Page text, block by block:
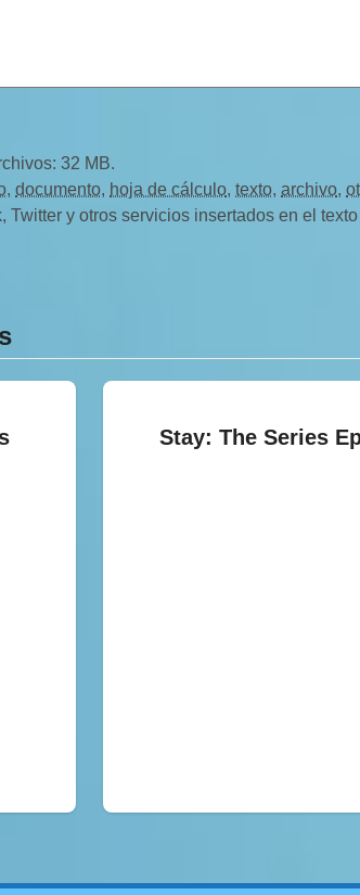
32 MB.
, documento, hoja de cálculo, texto, archivo,
Twitter y otros servicios insertados en el
Stay: The Series